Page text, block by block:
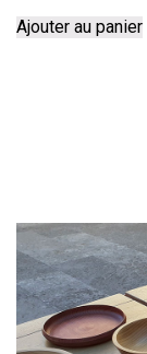
Ajouter au panier